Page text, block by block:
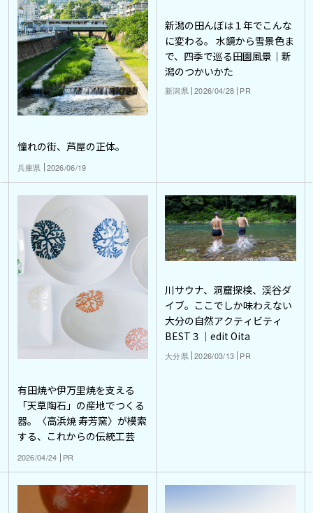
憧れの街、芦屋の正体。
兵庫県 2026/06/19
新潟の田んぼは１年でこんな
に変わる。 水鏡から雪景色ま
で、四季で巡る田園風景｜新
潟のつかいかた
新潟県 2026/04/28 PR
有田焼や伊万里焼を支える
「天草陶石」の産地でつくる
器。〈高浜焼 寿芳窯〉が模索
する、これからの伝統工芸
2026/04/24 PR
川サウナ、洞窟探検、渓谷ダ
イブ。ここでしか味わえない
大分の自然アクティビティ
BEST３｜edit Oita
大分県 2026/03/13 PR